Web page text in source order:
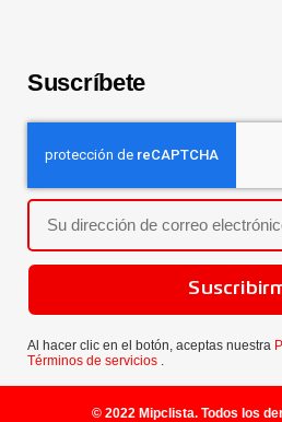
Suscríbete
Al hacer clic en el botón, aceptas nuestra
Términos de servicios .
© 2022 Mipclista. Todos los